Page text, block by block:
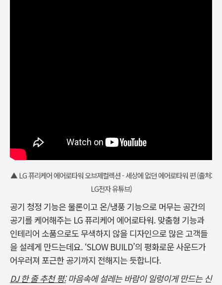
▲ LG 퓨리케어 에어로타워 오브제컬렉션 - 세상에 없던 에어로타워 편 (출처:
LG전자 유튜브)
공기 청정 기능은 물론이고 온/냉풍 기능으로 머무는 공간의
공기를 케어해주는 LG 퓨리케어 에어로타워. 맞춤형 기능과
인테리어 소품으로도 무색하지 않을 디자인으로 많은 고객들
을 설레게 만드는데요. ‘SLOW BUILD’의 평화로운 사운드가
어우러져 포근한 공기까지 전해지는 듯합니다.
DJ 한 줄 추천 평:마음속에 설레는 바람이 일렁이게 만드는 신